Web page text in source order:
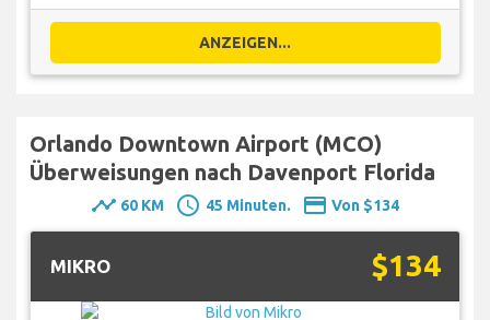
ANZEIGEN...
Orlando Downtown Airport (MCO)
Überweisungen nach Davenport Florida
timeline 60 KM schedule 45 Minuten. payment Von $134
MIKRO $134